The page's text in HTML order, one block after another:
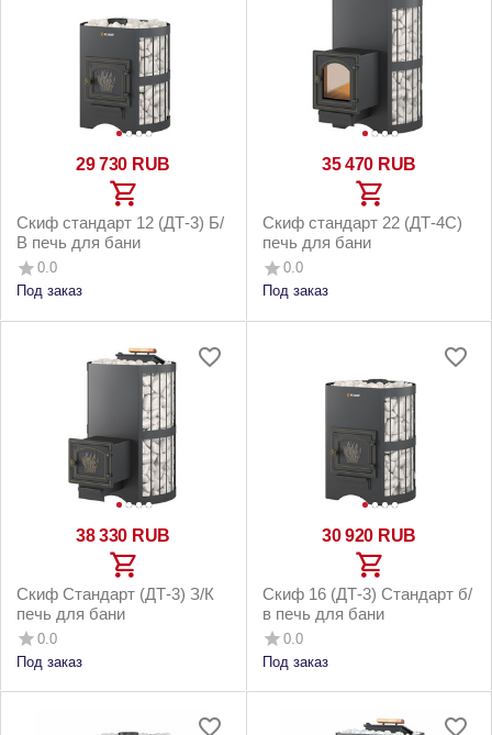
29 730 RUB
Скиф стандарт 12 (ДТ-3) Б/
В печь для бани
0.0
Под заказ
35 470 RUB
Скиф стандарт 22 (ДТ-4С)
печь для бани
0.0
Под заказ
38 330 RUB
Скиф Стандарт (ДТ-3) З/К
печь для бани
0.0
Под заказ
30 920 RUB
Скиф 16 (ДТ-3) Стандарт б/
в печь для бани
0.0
Под заказ